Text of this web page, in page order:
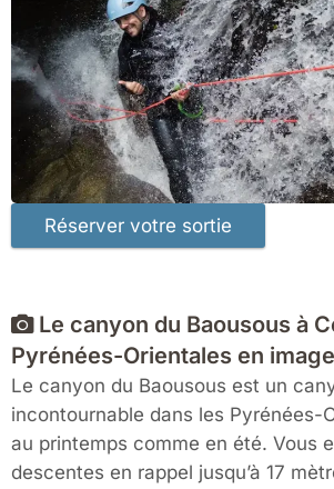
Le canyon du Baousous à
Pyrénées-Orientales en image
Le canyon du Baousous est un
incontournable dans les Pyrénées-
au printemps comme en été. Vous
descentes en rappel jusqu’à 17